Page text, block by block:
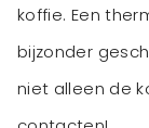
koffie. Een
bijzonder
niet alleen de